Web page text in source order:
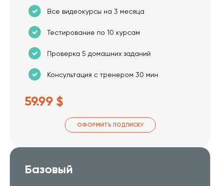
Все видеокурсы на 3 месяца
Тестирование по 10 курсам
Проверка 5 домашних заданий
Консультация с тренером 30 мин
59.99 $
ОФОРМИТЬ ПОДПИСКУ
Базовый